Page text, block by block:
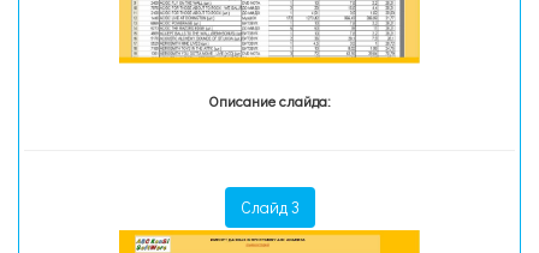
Описание слайда:
Слайд 3